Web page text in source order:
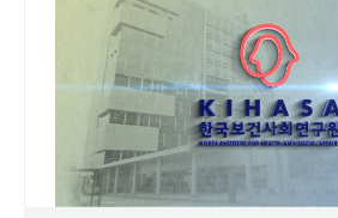
기록물 아카이브
사진 아카이브 문서 기록물 행정박물
주년 기념
성과 50선 숫자로 보는 50년